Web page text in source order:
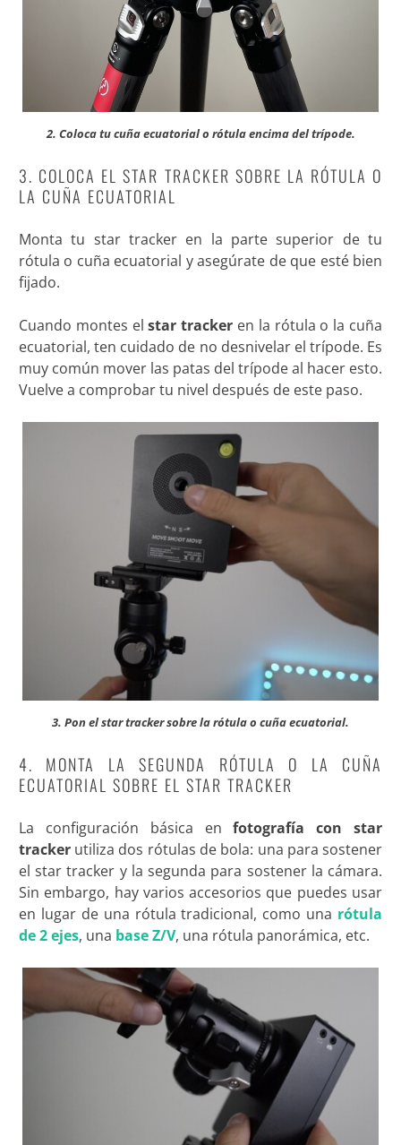
2. Coloca tu cuña ecuatorial o rótula encima del trípode.
3. COLOCA EL STAR TRACKER SOBRE LA RÓTULA O
LA CUÑA ECUATORIAL
Monta tu star tracker en la parte superior de tu
rótula o cuña ecuatorial y asegúrate de que esté bien
fijado.
Cuando montes elstar tracker en la rótula o la cuña
ecuatorial, ten cuidado de no desnivelar el trípode. Es
muy común mover las patas del trípode al hacer esto.
Vuelve a comprobar tu nivel después de este paso.
3. Pon el star tracker sobre la rótula o cuña ecuatorial.
4. MONTA LA SEGUNDA RÓTULA O LA CUÑA
ECUATORIAL SOBRE EL STAR TRACKER
La configuración básica enfotografía con star
tracker utiliza dos rótulas de bola: una para sostener
el star tracker y la segunda para sostener la cámara.
Sin embargo, hay varios accesorios que puedes usar
en lugar de una rótula tradicional, como una rótula
de 2 ejes, una base Z/V, una rótula panorámica, etc.